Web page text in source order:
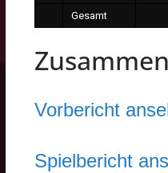
Gesamt
Vorbericht
Spielbericht